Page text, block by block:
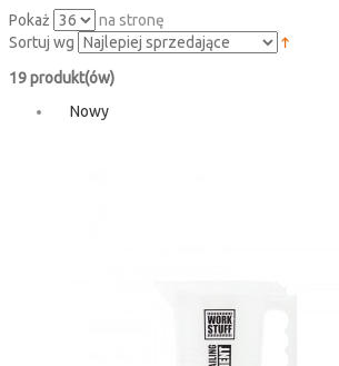
Pokaż
na stronę
Sortuj wg
19 produkt(ów)
Nowy